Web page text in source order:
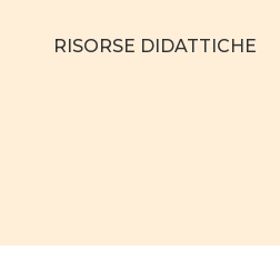
RISORSE DIDATTICHE